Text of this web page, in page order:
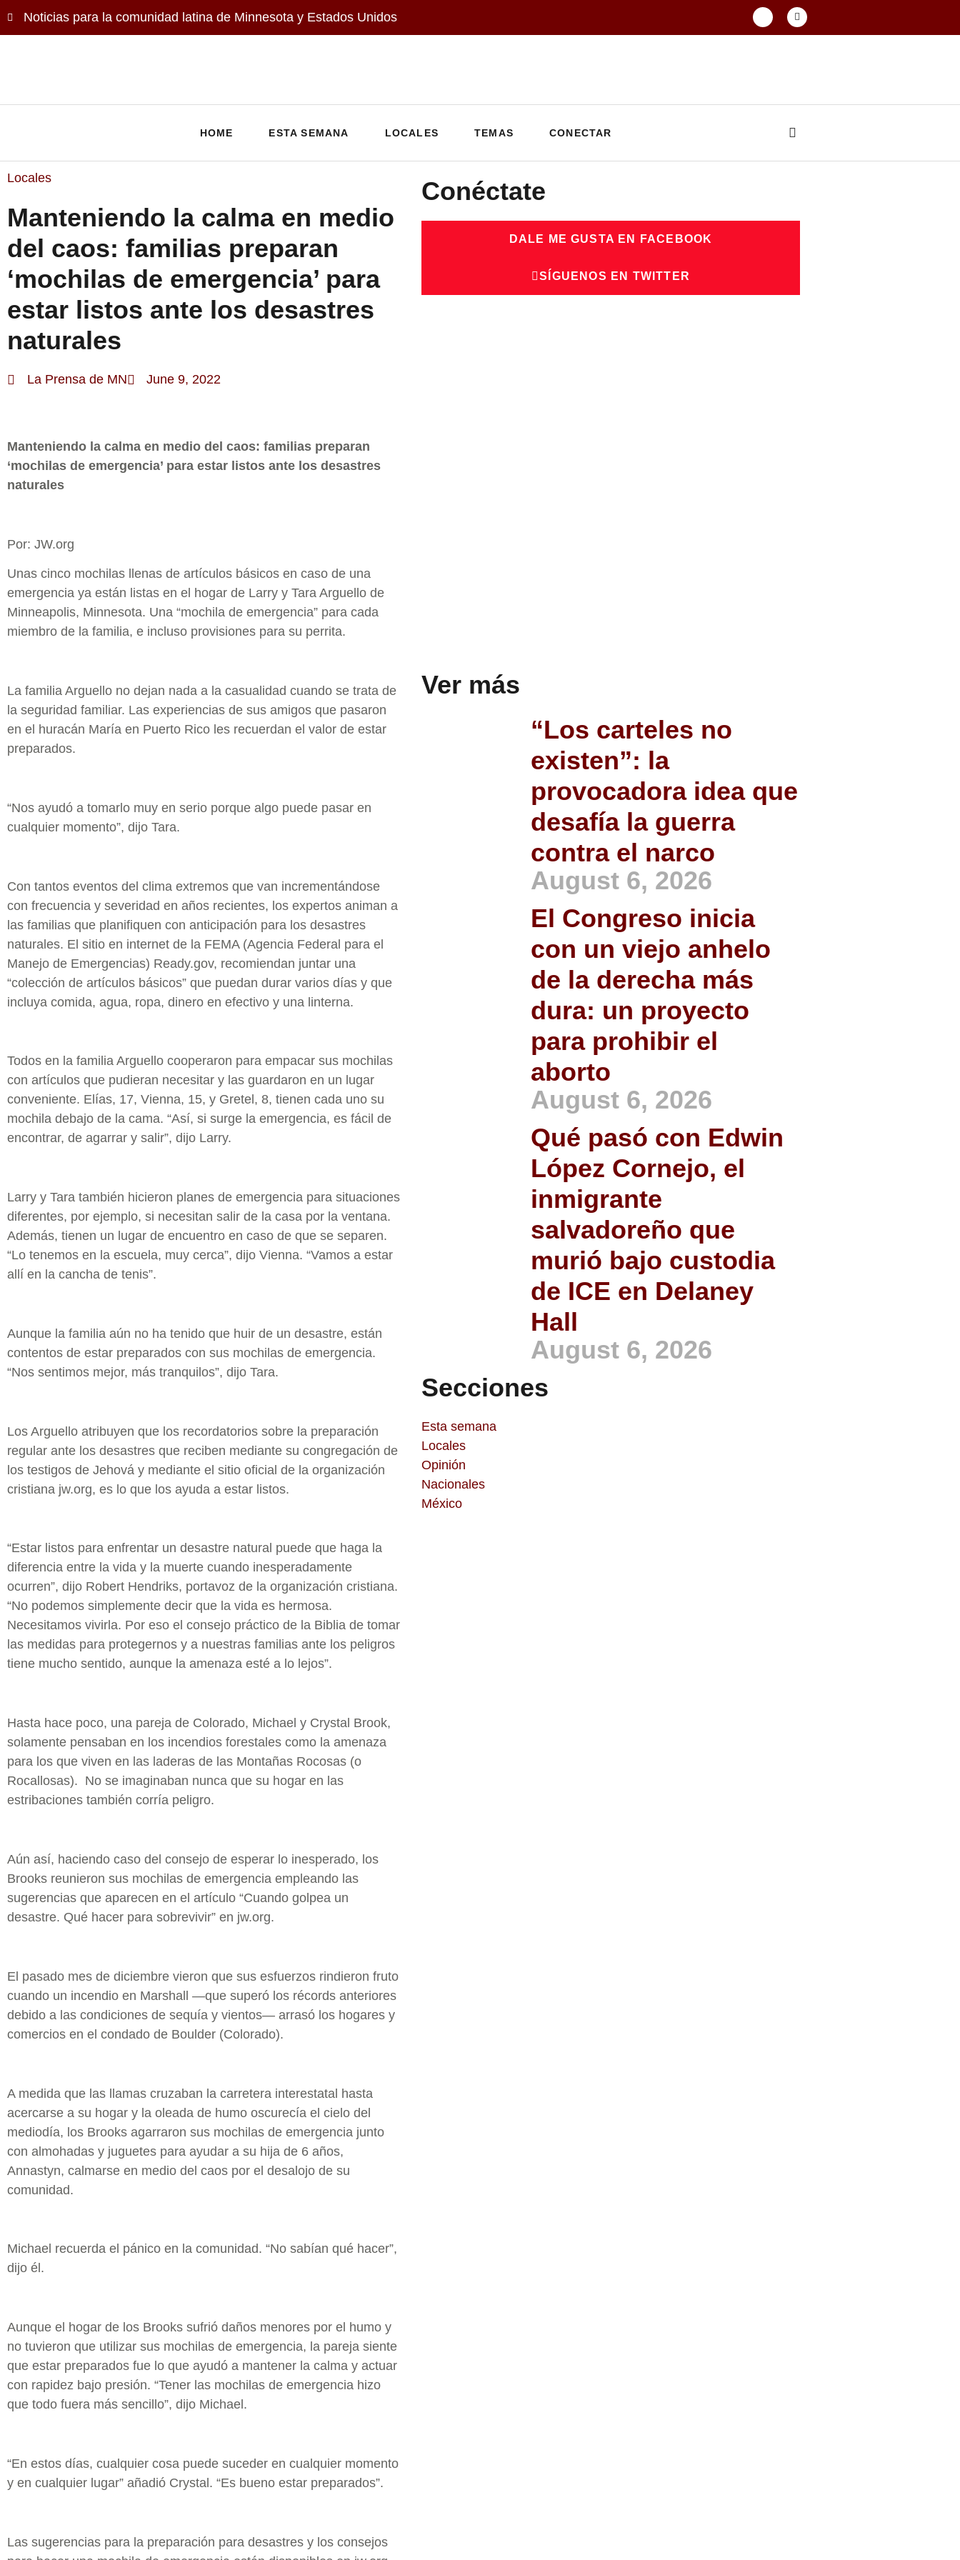
Noticias para la comunidad latina de Minnesota y Estados Unidos
HOME ESTA SEMANA LOCALES TEMAS CONECTAR
Locales
Manteniendo la calma en medio
del caos: familias preparan
‘mochilas de emergencia’ para
estar listos ante los desastres
naturales
La Prensa de MN June 9, 2022
Manteniendo la calma en medio del caos: familias preparan
‘mochilas de emergencia’ para estar listos ante los desastres
naturales
Por: JW.org
Unas cinco mochilas llenas de artículos básicos en caso de una
emergencia ya están listas en el hogar de Larry y Tara Arguello de
Minneapolis, Minnesota. Una “mochila de emergencia” para cada
miembro de la familia, e incluso provisiones para su perrita.
La familia Arguello no dejan nada a la casualidad cuando se trata de
la seguridad familiar. Las experiencias de sus amigos que pasaron
en el huracán María en Puerto Rico les recuerdan el valor de estar
preparados.
“Nos ayudó a tomarlo muy en serio porque algo puede pasar en
cualquier momento”, dijo Tara.
Con tantos eventos del clima extremos que van incrementándose
con frecuencia y severidad en años recientes, los expertos animan a
las familias que planifiquen con anticipación para los desastres
naturales. El sitio en internet de la FEMA (Agencia Federal para el
Manejo de Emergencias) Ready.gov, recomiendan juntar una
“colección de artículos básicos” que puedan durar varios días y que
incluya comida, agua, ropa, dinero en efectivo y una linterna.
Todos en la familia Arguello cooperaron para empacar sus mochilas
con artículos que pudieran necesitar y las guardaron en un lugar
conveniente. Elías, 17, Vienna, 15, y Gretel, 8, tienen cada uno su
mochila debajo de la cama. “Así, si surge la emergencia, es fácil de
encontrar, de agarrar y salir”, dijo Larry.
Larry y Tara también hicieron planes de emergencia para situaciones
diferentes, por ejemplo, si necesitan salir de la casa por la ventana.
Además, tienen un lugar de encuentro en caso de que se separen.
“Lo tenemos en la escuela, muy cerca”, dijo Vienna. “Vamos a estar
allí en la cancha de tenis”.
Aunque la familia aún no ha tenido que huir de un desastre, están
contentos de estar preparados con sus mochilas de emergencia.
“Nos sentimos mejor, más tranquilos”, dijo Tara.
Los Arguello atribuyen que los recordatorios sobre la preparación
regular ante los desastres que reciben mediante su congregación de
los testigos de Jehová y mediante el sitio oficial de la organización
cristiana jw.org, es lo que los ayuda a estar listos.
“Estar listos para enfrentar un desastre natural puede que haga la
diferencia entre la vida y la muerte cuando inesperadamente
ocurren”, dijo Robert Hendriks, portavoz de la organización cristiana.
“No podemos simplemente decir que la vida es hermosa.
Necesitamos vivirla. Por eso el consejo práctico de la Biblia de tomar
las medidas para protegernos y a nuestras familias ante los peligros
tiene mucho sentido, aunque la amenaza esté a lo lejos”.
Hasta hace poco, una pareja de Colorado, Michael y Crystal Brook,
solamente pensaban en los incendios forestales como la amenaza
para los que viven en las laderas de las Montañas Rocosas (o
Rocallosas). No se imaginaban nunca que su hogar en las
estribaciones también corría peligro.
Aún así, haciendo caso del consejo de esperar lo inesperado, los
Brooks reunieron sus mochilas de emergencia empleando las
sugerencias que aparecen en el artículo “Cuando golpea un
desastre. Qué hacer para sobrevivir” en jw.org.
El pasado mes de diciembre vieron que sus esfuerzos rindieron fruto
cuando un incendio en Marshall —que superó los récords anteriores
debido a las condiciones de sequía y vientos— arrasó los hogares y
comercios en el condado de Boulder (Colorado).
A medida que las llamas cruzaban la carretera interestatal hasta
acercarse a su hogar y la oleada de humo oscurecía el cielo del
mediodía, los Brooks agarraron sus mochilas de emergencia junto
con almohadas y juguetes para ayudar a su hija de 6 años,
Annastyn, calmarse en medio del caos por el desalojo de su
comunidad.
Michael recuerda el pánico en la comunidad. “No sabían qué hacer”,
dijo él.
Aunque el hogar de los Brooks sufrió daños menores por el humo y
no tuvieron que utilizar sus mochilas de emergencia, la pareja siente
que estar preparados fue lo que ayudó a mantener la calma y actuar
con rapidez bajo presión. “Tener las mochilas de emergencia hizo
que todo fuera más sencillo”, dijo Michael.
“En estos días, cualquier cosa puede suceder en cualquier momento
y en cualquier lugar” añadió Crystal. “Es bueno estar preparados”.
Las sugerencias para la preparación para desastres y los consejos
Conéctate
DALE ME GUSTA EN FACEBOOK
SÍGUENOS EN TWITTER
Ver más
“Los carteles no
existen”: la
provocadora idea que
desafía la guerra
contra el narco
August 6, 2026
El Congreso inicia
con un viejo anhelo
de la derecha más
dura: un proyecto
para prohibir el
aborto
August 6, 2026
Qué pasó con Edwin
López Cornejo, el
inmigrante
salvadoreño que
murió bajo custodia
de ICE en Delaney
Hall
August 6, 2026
Secciones
Esta semana
Locales
Opinión
Nacionales
México